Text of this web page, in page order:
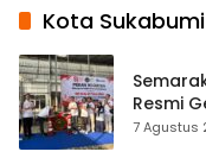
Kota Sukabumi
Resmi
7 Agustus